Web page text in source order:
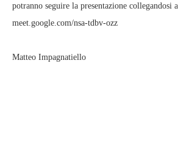
potranno seguire la presentazione collegandosi
meet.google.com/nsa-tdbv-ozz
Matteo Impagnatiello